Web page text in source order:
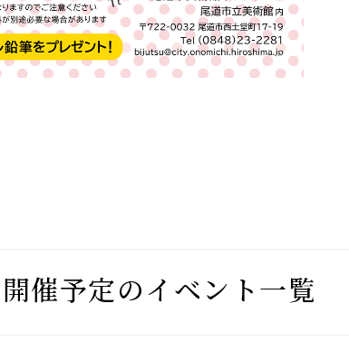
開催予定のイベント一覧